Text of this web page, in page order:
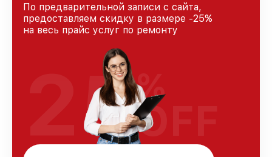
По предварительной записи с сайта,
предоставляем скидку в размере -25%
на весь прайс услуг по ремонту
25%
OFF